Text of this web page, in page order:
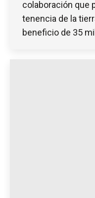
colaboración que
tenencia de la
beneficio de 35